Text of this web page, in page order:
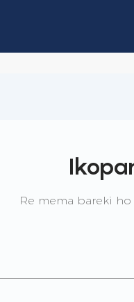
Re mema bareki